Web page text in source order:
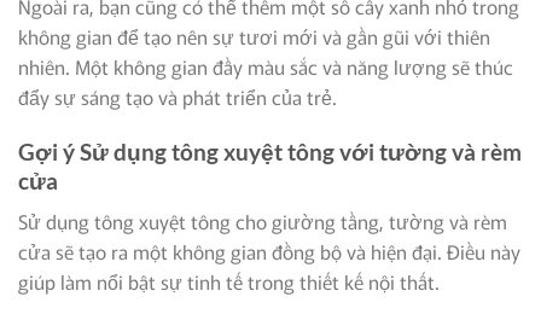
Ngoài ra, bạn cũng có thể thêm một số cây xanh nhỏ trong
không gian để tạo nên sự tươi mới và gần gũi với thiên
nhiên. Một không gian đầy màu sắc và năng lượng sẽ thúc
đẩy sự sáng tạo và phát triển của trẻ.
Gợi ý Sử dụng tông xuyệt tông với tường và rèm
cửa
Sử dụng tông xuyệt tông cho giường tầng, tường và rèm
cửa sẽ tạo ra một không gian đồng bộ và hiện đại. Điều này
giúp làm nổi bật sự tinh tế trong thiết kế nội thất.